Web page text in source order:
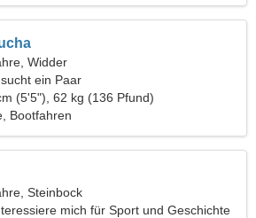
Widder
ein Paar
(5'5"), 62 kg (136 Pfund)
Bootfahren
Steinbock
mich für Sport und Geschichte